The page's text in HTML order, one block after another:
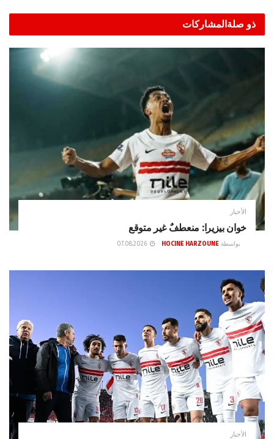
ذو صلةالمشاركات
الأخبار
خوان بيزيرا: منعطفٌ غير متوقع
بواسطة HOCINE HARZOUNE
الأخبار